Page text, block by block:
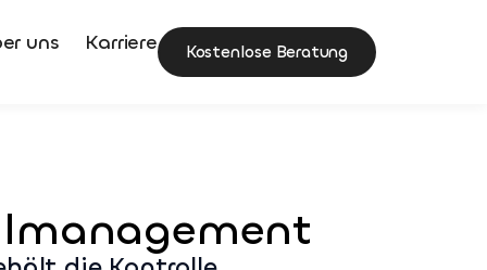
uns Karriere Kostenlose Beratung